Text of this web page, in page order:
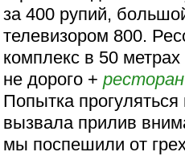
за 400 рупий,
телевизором 800.
комплекс в 50
не дорого +ресторан
Попытка
вызвала прилив
мы поспешили от